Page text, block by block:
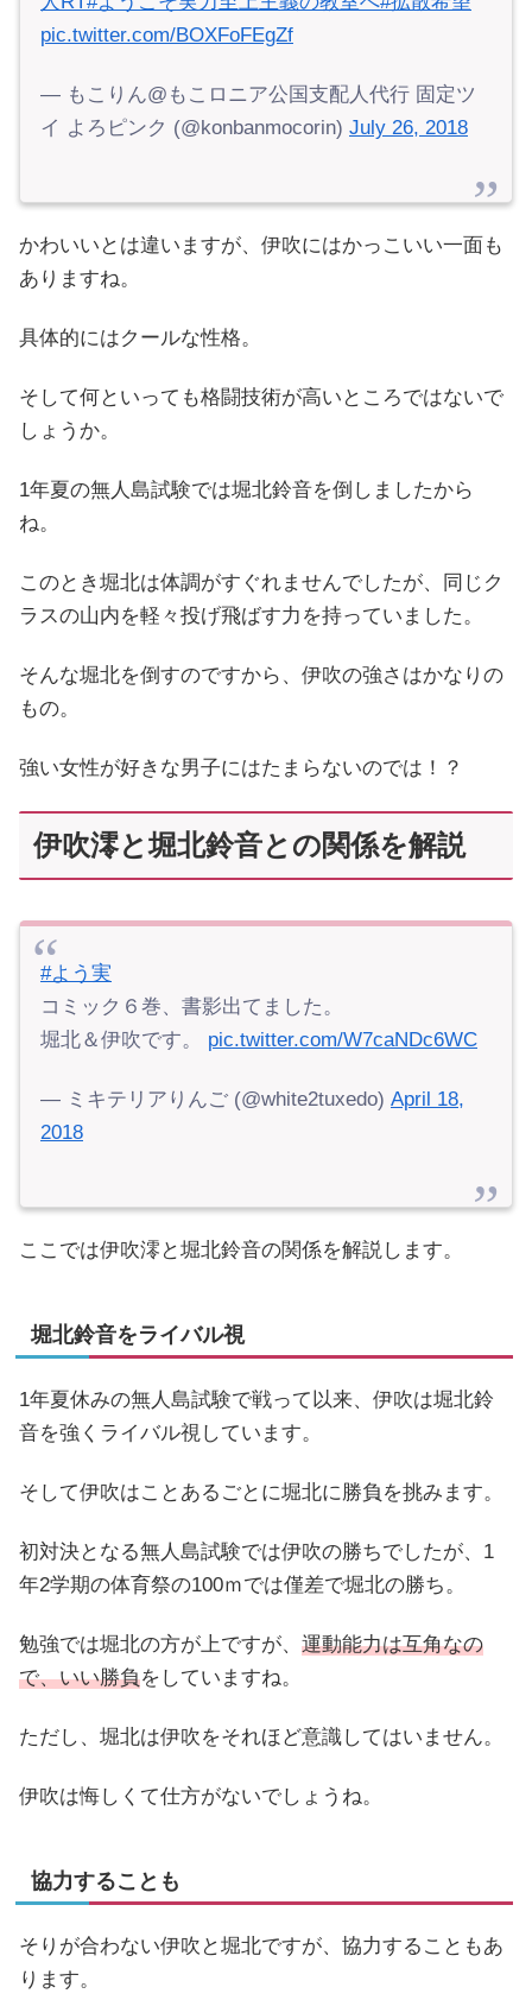
pic.twitter.com/BOXFoFEgZf
— もこりん@もこロニア公国支配人代行 固定ツ
イ よろピンク (@konbanmocorin) July 26, 2018
かわいいとは違いますが、伊吹にはかっこいい一面も
ありますね。
具体的にはクールな性格。
そして何といっても格闘技術が高いところではないで
しょうか。
1年夏の無人島試験では堀北鈴音を倒しましたから
ね。
このとき堀北は体調がすぐれませんでしたが、同じク
ラスの山内を軽々投げ飛ばす力を持っていました。
そんな堀北を倒すのですから、伊吹の強さはかなりの
もの。
強い女性が好きな男子にはたまらないのでは！？
伊吹澪と堀北鈴音との関係を解説
#よう実
コミック６巻、書影出てました。
堀北＆伊吹です。 pic.twitter.com/W7caNDc6WC
— ミキテリアりんご (@white2tuxedo) April 18,
2018
ここでは伊吹澪と堀北鈴音の関係を解説します。
堀北鈴音をライバル視
1年夏休みの無人島試験で戦って以来、伊吹は堀北鈴
音を強くライバル視しています。
そして伊吹はことあるごとに堀北に勝負を挑みます。
初対決となる無人島試験では伊吹の勝ちでしたが、1
年2学期の体育祭の100ｍでは僅差で堀北の勝ち。
勉強では堀北の方が上ですが、 運動能力は互角なの
で、いい勝負をしていますね。
ただし、堀北は伊吹をそれほど意識してはいません。
伊吹は悔しくて仕方がないでしょうね。
協力することも
そりが合わない伊吹と堀北ですが、協力することもあ
ります。